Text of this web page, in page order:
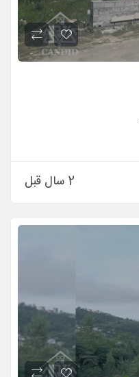
2 سال قبل